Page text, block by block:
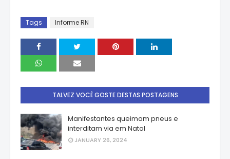
Tags Informe RN
TALVEZ VOCÊ GOSTE DESTAS POSTAGENS
Manifestantes queimam pneus e
interditam via em Natal
JANUARY 26, 2024